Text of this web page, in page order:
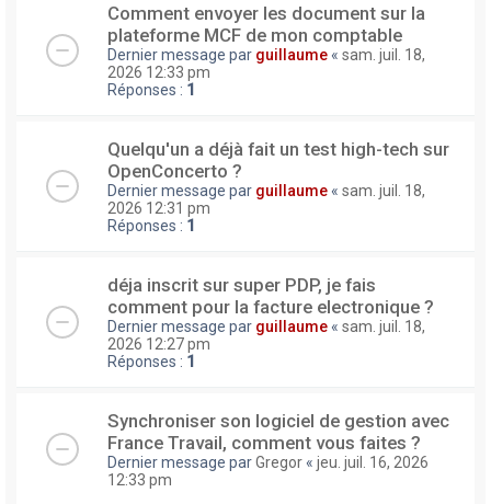
Comment envoyer les document sur la
plateforme MCF de mon comptable
Dernier message par guillaume « sam. juil. 18,
2026 12:33 pm
Réponses : 1
Quelqu'un a déjà fait un test high-tech sur
OpenConcerto ?
Dernier message par guillaume « sam. juil. 18,
2026 12:31 pm
Réponses : 1
déja inscrit sur super PDP, je fais
comment pour la facture electronique ?
Dernier message par guillaume « sam. juil. 18,
2026 12:27 pm
Réponses : 1
Synchroniser son logiciel de gestion avec
France Travail, comment vous faites ?
Dernier message parGregor « jeu. juil. 16, 2026
12:33 pm